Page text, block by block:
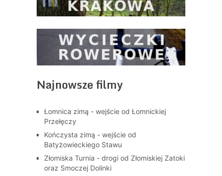
Najnowsze filmy
Łomnica zimą - wejście od Łomnickiej
Przełęczy
Kończysta zimą - wejście od
Batyżowieckiego Stawu
Złomiska Turnia - drogi od Złomiskiej Zatoki
oraz Smoczej Dolinki